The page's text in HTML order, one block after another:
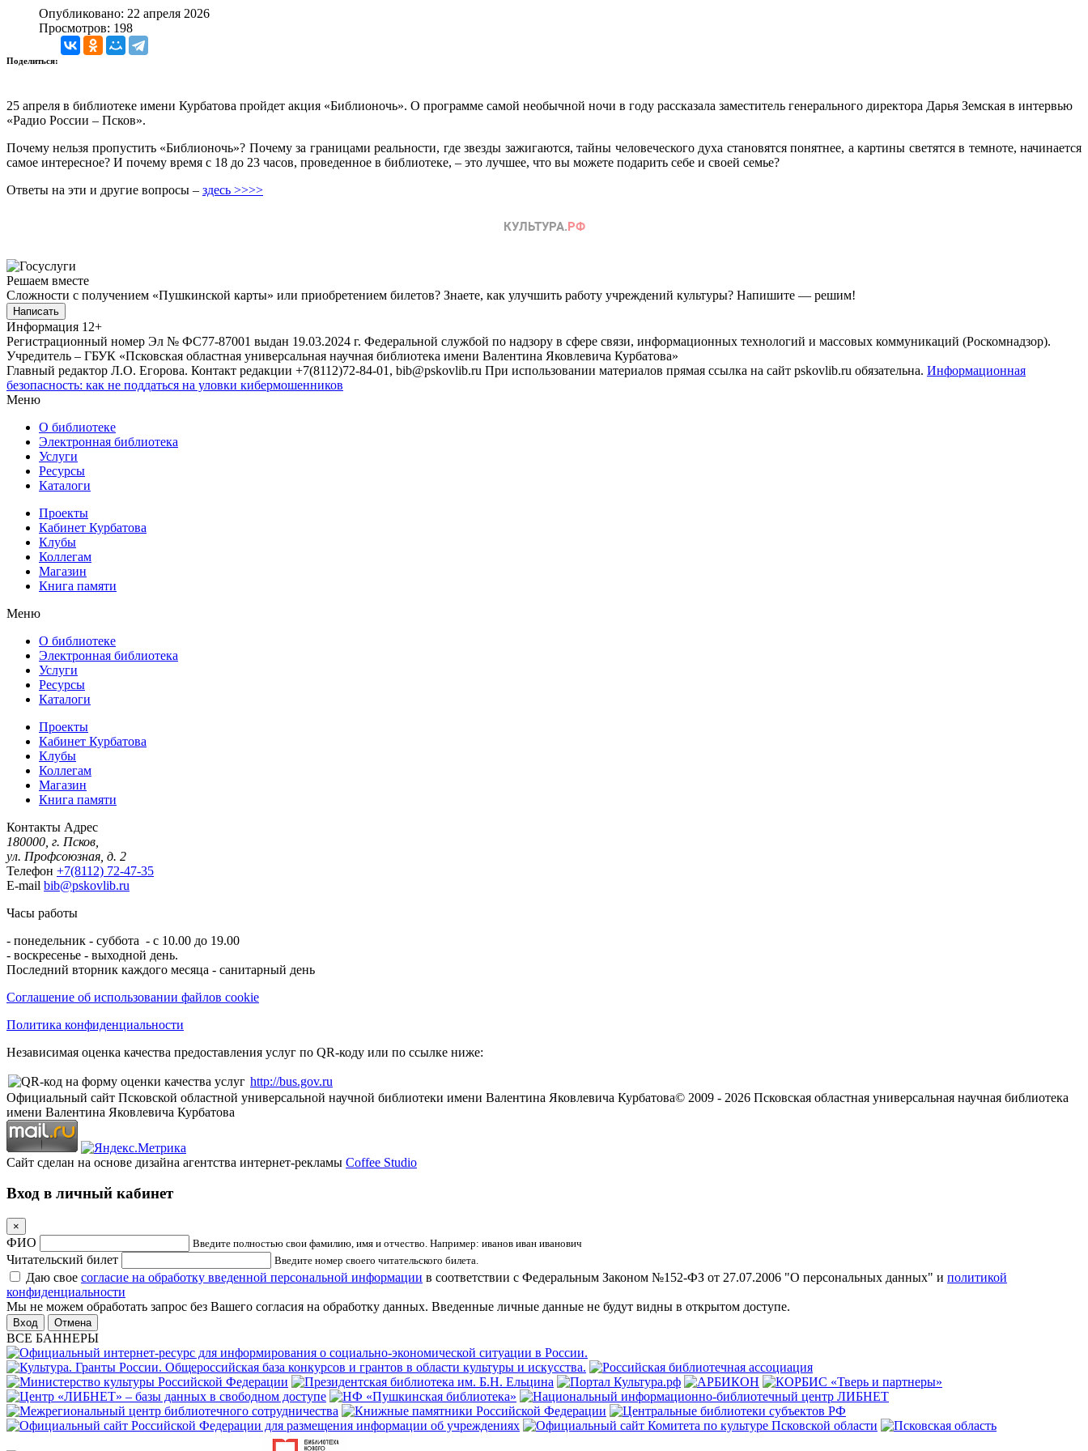
Опубликовано: 22 апреля 2026
Просмотров: 198
Поделиться:
25 апреля в библиотеке имени Курбатова пройдет акция «Библионочь». О программе самой необычной ночи в году рассказала заместитель генерального директора Дарья Земская в интервью
«Радио России – Псков».
Почему нельзя пропустить «Библионочь»? Почему за границами реальности, где звезды зажигаются, тайны человеческого духа становятся понятнее, а картины светятся в темноте, начинается
самое интересное? И почему время с 18 до 23 часов, проведенное в библиотеке, – это лучшее, что вы можете подарить себе и своей семье?
Ответы на эти и другие вопросы – здесь >>>>
Решаем вместе
Сложности с получением «Пушкинской карты» или приобретением билетов? Знаете, как улучшить работу учреждений культуры? Напишите — решим!
Написать
Информация 12+
Регистрационный номер Эл № ФС77-87001 выдан 19.03.2024 г. Федеральной службой по надзору в сфере связи, информационных технологий и массовых коммуникаций (Роскомнадзор).
Учредитель – ГБУК «Псковская областная универсальная научная библиотека имени Валентина Яковлевича Курбатова»
Главный редактор Л.О. Егорова. Контакт редакции +7(8112)72-84-01, bib@pskovlib.ru При использовании материалов прямая ссылка на сайт pskovlib.ru обязательна. Информационная
безопасность: как не поддаться на уловки кибермошенников
Меню
О библиотеке
Электронная библиотека
Услуги
Ресурсы
Каталоги
Проекты
Кабинет Курбатова
Клубы
Коллегам
Магазин
Книга памяти
Меню
О библиотеке
Электронная библиотека
Услуги
Ресурсы
Каталоги
Проекты
Кабинет Курбатова
Клубы
Коллегам
Магазин
Книга памяти
Контакты Адрес
180000, г. Псков,
ул. Профсоюзная, д. 2
Телефон +7(8112) 72-47-35
E-mail bib@pskovlib.ru
Часы работы
- понедельник - суббота - с 10.00 до 19.00
- воскресенье - выходной день.
Последний вторник каждого месяца - санитарный день
Соглашение об использовании файлов cookie
Политика конфиденциальности
Независимая оценка качества предоставления услуг по QR-коду или по ссылке ниже:
http://bus.gov.ru
Официальный сайт Псковской областной универсальной научной библиотеки имени Валентина Яковлевича Курбатова© 2009 - 2026 Псковская областная универсальная научная библиотека
имени Валентина Яковлевича Курбатова
Сайт сделан на основе дизайна агентства интернет-рекламы Coffee Studio
Вход в личный кабинет
×
ФИО Введите полностью свои фамилию, имя и отчество. Например: иванов иван иванович
Читательский билет Введите номер своего читательского билета.
Даю свое согласие на обработку введенной персональной информации в соответствии с Федеральным Законом №152-ФЗ от 27.07.2006 "О персональных данных" и политикой
конфиденциальности
Мы не можем обработать запрос без Вашего согласия на обработку данных. Введенные личные данные не будут видны в открытом доступе.
Отмена
ВСЕ БАННЕРЫ